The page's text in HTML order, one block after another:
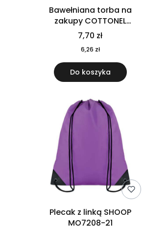
Bawełniana torba na
zakupy COTTONEL
COLOUR++ MO9846-11
7,70 zł
6,26 zł
Do koszyka
Plecak z linką SHOOP
MO7208-21